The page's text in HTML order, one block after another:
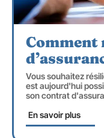
Vous souhaitez
est aujourd'hui
son contrat
En savoir plus